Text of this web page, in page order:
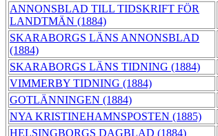
ANNONSBLAD TILL TIDSKRIFT FÖR
LANDTMÄN (1884)
SKARABORGS LÄNS ANNONSBLAD
(1884)
SKARABORGS LÄNS TIDNING (1884)
VIMMERBY TIDNING (1884)
GOTLÄNNINGEN (1884)
NYA KRISTINEHAMNSPOSTEN (1885)
HELSINGBORGS DAGBLAD (1884)